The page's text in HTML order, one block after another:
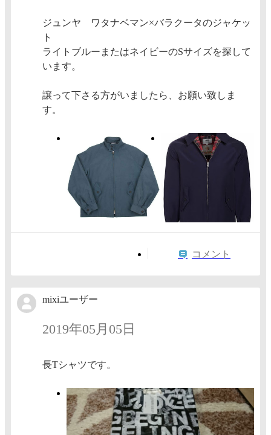
ジュンヤ ワタナベマン×バラクータのジャケッ
ト
ライトブルーまたはネイビーのSサイズを探して
います。
譲って下さる方がいましたら、お願い致しま
す。
コメント
mixiユーザー
2019年05月05日
長Tシャツです。